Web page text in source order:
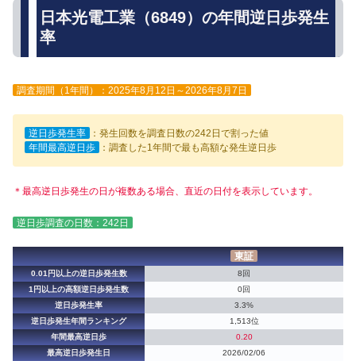
日本光電工業（6849）の年間逆日歩発生
率
調査期間（1年間）：2025年8月12日～2026年8月7日
逆日歩発生率
：発生回数を調査日数の242日で割った値
年間最高逆日歩
：調査した1年間で最も高額な発生逆日歩
＊最高逆日歩発生の日が複数ある場合、直近の日付を表示しています。
逆日歩調査の日数：242日
東証
0.01円以上の逆日歩発生数
8回
1円以上の高額逆日歩発生数
0回
逆日歩発生率
3.3%
逆日歩発生年間ランキング
1,513位
年間最高逆日歩
0.20
最高逆日歩発生日
2026/02/06